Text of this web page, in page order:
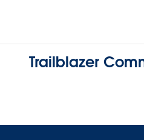
Trailblazer